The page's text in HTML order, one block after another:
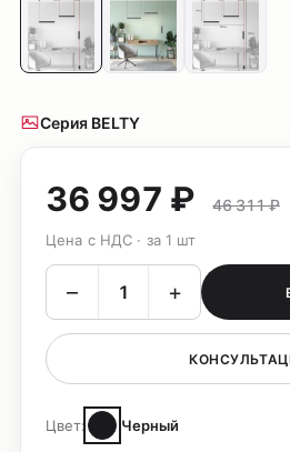
Серия BELTY
36 997 ₽ 46 311 ₽
Цена с НДС · за 1 шт
– +
Цвет: Черный